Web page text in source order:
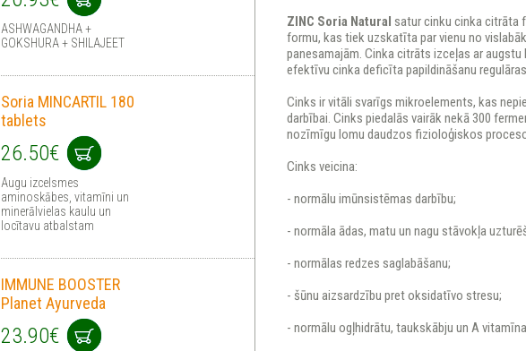
ZINC Soria Natural satur cinku cinka citrāta
formu, kas tiek uzskatīta par vienu no
panesamajām. Cinka citrāts izceļas ar
efektīvu cinka deficīta papildināšanu
Cinks ir vitāli svarīgs mikroelements, kas
darbībai. Cinks piedalās vairāk nekā 300
nozīmīgu lomu daudzos fizioloģiskos
Cinks veicina:
- normālu imūnsistēmas darbību;
- normāla ādas, matu un nagu stāvokļa
- normālas redzes saglabāšanu;
- šūnu aizsardzību pret oksidatīvo stresu;
- normālu ogļhidrātu, taukskābju un A
ASHWAGANDHA +
GOKSHURA + SHILAJEET
Soria MINCARTIL 180
tablets
26.50€
Augu izcelsmes
aminoskābes, vitamīni un
minerālvielas kaulu un
locītavu atbalstam
IMMUNE BOOSTER
Planet Ayurveda
23.90€